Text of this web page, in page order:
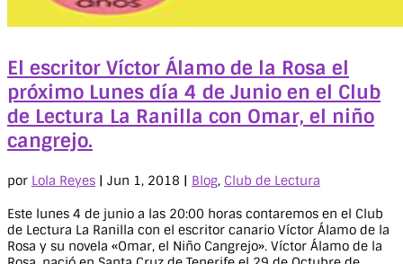
El escritor Víctor Álamo de la Rosa el
próximo Lunes día 4 de Junio en el Club
de Lectura La Ranilla con Omar, el niño
cangrejo.
por Lola Reyes | Jun 1, 2018 | Blog, Club de Lectura
Este lunes 4 de junio a las 20:00 horas contaremos en el Club
de Lectura La Ranilla con el escritor canario Víctor Álamo de la
Rosa y su novela «Omar, el Niño Cangrejo». Víctor Álamo de la